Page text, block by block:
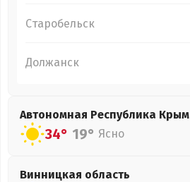
Старобельск
Должанск
Автономная Республика Крым
34° 19° Ясно
Винницкая область